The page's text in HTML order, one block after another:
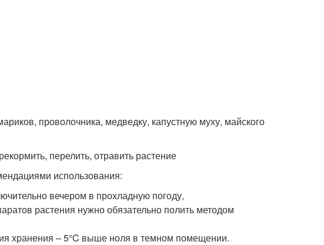
проволочника, медведку, капустную муху, майского
перелить, отравить растение
использования:
вечером в прохладную погоду,
растения нужно обязательно полить методом
хранения – 5°C выше ноля в темном помещении.